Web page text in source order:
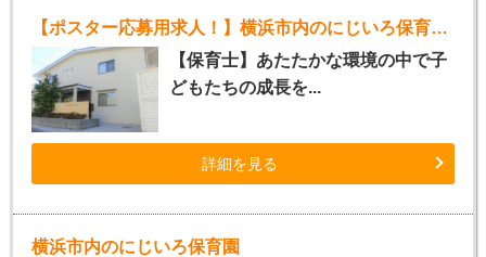
【ポスター応募用求人！】横浜市内のにじいろ保育園（正社員保育士）
【保育士】あたたかな環境の中で子
どもたちの成長を...
詳細を見る
横浜市内のにじいろ保育園